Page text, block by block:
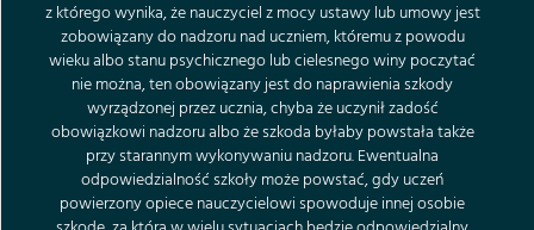
z którego wynika, że nauczyciel z mocy ustawy lub umowy jest
zobowiązany do nadzoru nad uczniem, któremu z powodu
wieku albo stanu psychicznego lub cielesnego winy poczytać
nie można, ten obowiązany jest do naprawienia szkody
wyrządzonej przez ucznia, chyba że uczynił zadość
obowiązkowi nadzoru albo że szkoda byłaby powstała także
przy starannym wykonywaniu nadzoru. Ewentualna
odpowiedzialność szkoły może powstać, gdy uczeń
powierzony opiece nauczycielowi spowoduje innej osobie